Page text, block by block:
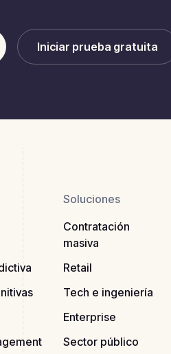
Iniciar prueba gratuita
Soluciones
Contratación
masiva
Retail
Tech e ingeniería
Enterprise
Sector público